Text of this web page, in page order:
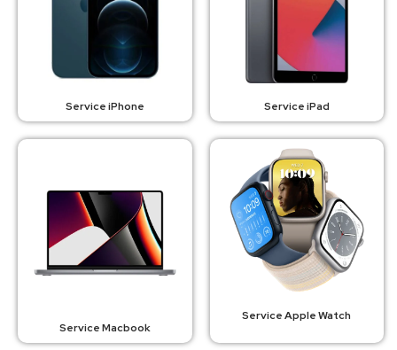
Service iPhone Service iPad
Service Macbook
Service Apple Watch